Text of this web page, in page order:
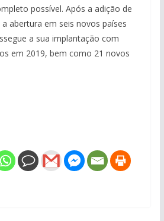
possível. Após a adição de
abertura em seis novos países
a sua implantação com
em 2019, bem como 21 novos